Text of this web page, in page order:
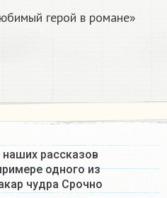
герой в романе»
рассказов
одного из
чудра Срочно​